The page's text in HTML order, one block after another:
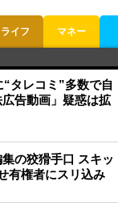
ライフ マネー
タレコミ”多数で自
告動画」疑惑は拡
の狡猾手口 スキッ
有権者にスリ込み